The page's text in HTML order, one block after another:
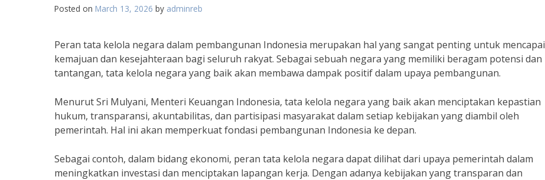
Posted on March 13, 2026 by adminreb
Peran tata kelola negara dalam pembangunan Indonesia merupakan hal yang sangat penting untuk mencapai
kemajuan dan kesejahteraan bagi seluruh rakyat. Sebagai sebuah negara yang memiliki beragam potensi dan
tantangan, tata kelola negara yang baik akan membawa dampak positif dalam upaya pembangunan.
Menurut Sri Mulyani, Menteri Keuangan Indonesia, tata kelola negara yang baik akan menciptakan kepastian
hukum, transparansi, akuntabilitas, dan partisipasi masyarakat dalam setiap kebijakan yang diambil oleh
pemerintah. Hal ini akan memperkuat fondasi pembangunan Indonesia ke depan.
Sebagai contoh, dalam bidang ekonomi, peran tata kelola negara dapat dilihat dari upaya pemerintah dalam
meningkatkan investasi dan menciptakan lapangan kerja. Dengan adanya kebijakan yang transparan dan